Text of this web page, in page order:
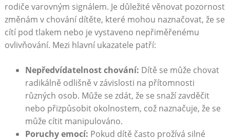
rodiče varovným signálem. Je důležité věnovat pozornost
změnám v chování dítěte, které mohou naznačovat, že se
cítí pod tlakem nebo je vystaveno nepřiměřenému
ovlivňování. Mezi hlavní ukazatele patří:
Nepředvídatelnost chování: Dítě se může chovat
radikálně odlišně v závislosti na přítomnosti
různých osob. Může se zdát, že se snaží zavděčit
nebo přizpůsobit okolnostem, což naznačuje, že se
může cítit manipulováno.
Poruchy emocí: Pokud dítě často prožívá silné